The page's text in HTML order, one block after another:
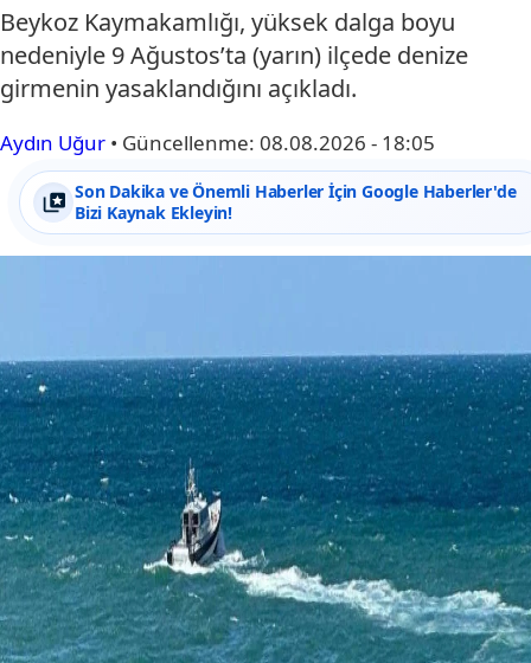
Beykoz Kaymakamlığı, yüksek dalga boyu
nedeniyle 9 Ağustos’ta (yarın) ilçede denize
girmenin yasaklandığını açıkladı.
Aydın Uğur • Güncellenme: 08.08.2026 - 18:05
Son Dakika ve Önemli Haberler İçin Google Haberler'de
Bizi Kaynak Ekleyin!